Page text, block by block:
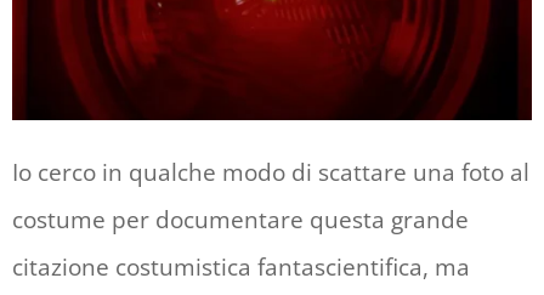
Io cerco in qualche modo di scattare una foto al
costume per documentare questa grande
citazione costumistica fantascientifica, ma